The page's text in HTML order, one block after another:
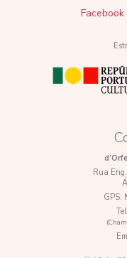
Facebook
Rua
GPS:
Tel: